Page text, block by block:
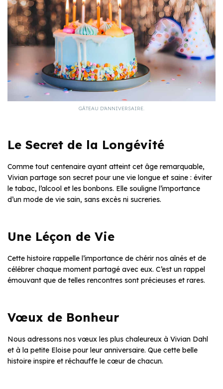
GÂTEAU D’ANNIVERSAIRE.
Le Secret de la Longévité
Comme tout centenaire ayant atteint cet âge remarquable,
Vivian partage son secret pour une vie longue et saine : éviter
le tabac, l’alcool et les bonbons. Elle souligne l’importance
d’un mode de vie sain, sans excès ni sucreries.
Une Léçon de Vie
Cette histoire rappelle l’importance de chérir nos aînés et de
célébrer chaque moment partagé avec eux. C’est un rappel
émouvant que de telles rencontres sont précieuses et rares.
Vœux de Bonheur
Nous adressons nos vœux les plus chaleureux à Vivian Dahl
et à la petite Eloise pour leur anniversaire. Que cette belle
histoire inspire et réchauffe le cœur de chacun.